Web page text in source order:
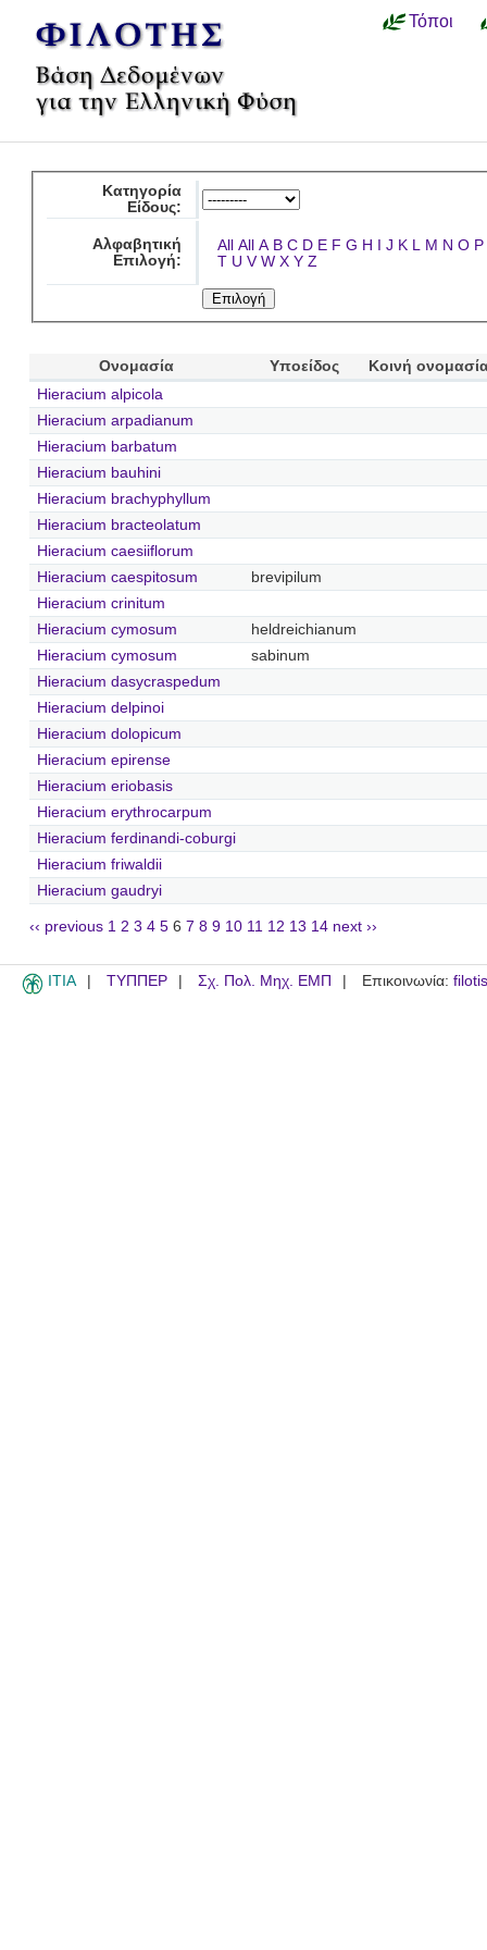
Τόποι
Κατηγορία
Είδους:
Αλφαβητική
Επιλογή:
All All A B C D E F G H I J K L M N O P
T U V W X Y Z
Ονομασία Υποείδος
Κοινή
Hieracium alpicola
Hieracium arpadianum
Hieracium barbatum
Hieracium bauhini
Hieracium brachyphyllum
Hieracium bracteolatum
Hieracium caesiiflorum
Hieracium caespitosum
brevipilum
Hieracium crinitum
Hieracium cymosum
heldreichianum
Hieracium cymosum
sabinum
Hieracium dasycraspedum
Hieracium delpinoi
Hieracium dolopicum
Hieracium epirense
Hieracium eriobasis
Hieracium erythrocarpum
Hieracium ferdinandi-coburgi
Hieracium friwaldii
Hieracium gaudryi
‹‹ previous 1 2 3 4 5 6 7 8 9 10 11 12 13 14 next ››
ITIA ΤΥΠΠΕΡ Σχ. Πολ. Μηχ. ΕΜΠ Επικοινωνία: